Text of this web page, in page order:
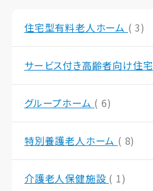
住宅型有料老人ホーム ( 3)
サービス付き高齢者向け住宅
グループホーム ( 6)
特別養護老人ホーム ( 8)
介護老人保健施設 ( 1)